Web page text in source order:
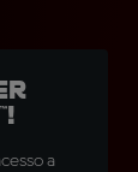
a